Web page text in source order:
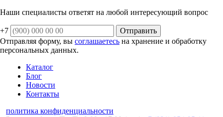
Наши специалисты ответят на любой интересующий вопрос
+7
Отправить
Отправляя форму, вы соглашаетесь на хранение и обработку
персональных данных.
Каталог
Блог
Новости
Контакты
политика конфиденциальности